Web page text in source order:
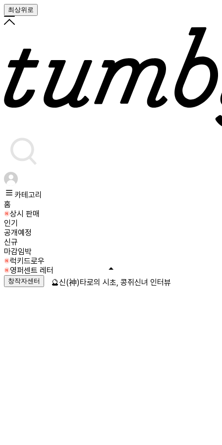
최상위로
카테고리
홈
상시 판매
인기
공개예정
신규
마감임박
럭키드로우
영퍼센트 레터
창작자센터 🔮신(神)타로의 시초, 콩쥐신녀 인터뷰